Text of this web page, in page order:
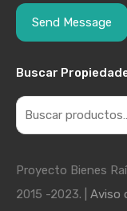
Buscar
Proyecto Bienes
2015 -2023. | Aviso